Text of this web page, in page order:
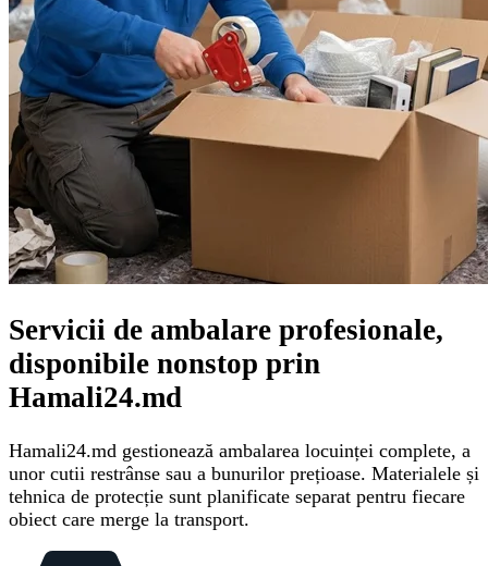
Servicii de ambalare profesionale,
disponibile nonstop prin
Hamali24.md
Hamali24.md gestionează ambalarea locuinței complete, a
unor cutii restrânse sau a bunurilor prețioase. Materialele și
tehnica de protecție sunt planificate separat pentru fiecare
obiect care merge la transport.